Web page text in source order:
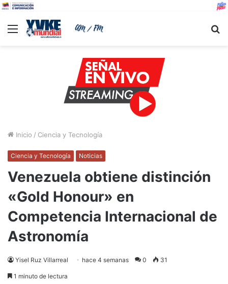
Menu
Inicio / Ciencia y Tecnología
Ciencia y Tecnología Noticias
Venezuela obtiene distinción
«Gold Honour» en
Competencia Internacional de
Astronomía
Yisel Ruz Villarreal hace 4 semanas 0 31
1 minuto de lectura